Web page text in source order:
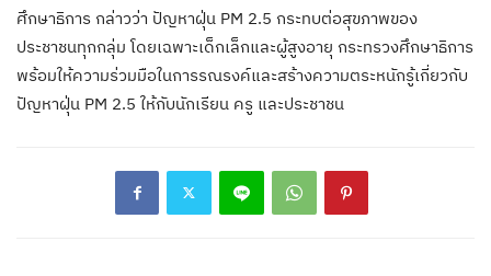
ศึกษาธิการ กล่าวว่า ปัญหาฝุ่น PM 2.5 กระทบต่อสุขภาพของ
ประชาชนทุกกลุ่ม โดยเฉพาะเด็กเล็กและผู้สูงอายุ กระทรวงศึกษาธิการ
พร้อมให้ความร่วมมือในการรณรงค์และสร้างความตระหนักรู้เกี่ยวกับ
ปัญหาฝุ่น PM 2.5 ให้กับนักเรียน ครู และประชาชน